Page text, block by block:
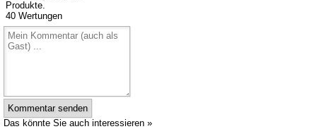
40 Wertungen
Kommentar senden
Das könnte Sie auch interessieren »